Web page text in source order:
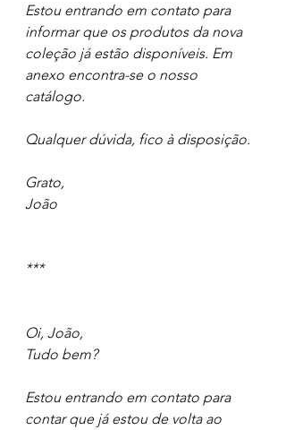
Estou entrando em contato para
informar que os produtos da nova
coleção já estão disponíveis. Em
anexo encontra-se o nosso
catálogo.
Qualquer dúvida, fico à disposição.
Grato,
João
***
Oi, João,
Tudo bem?
Estou entrando em contato para
contar que já estou de volta ao